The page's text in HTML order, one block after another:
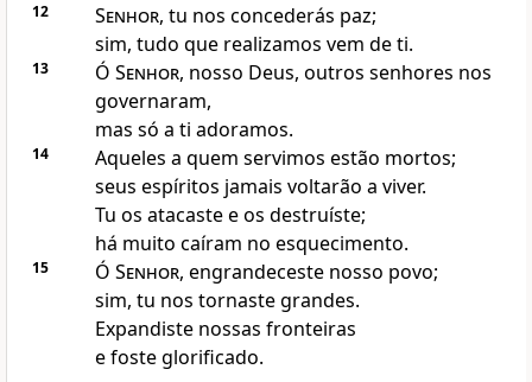
12 Senhor, tu nos concederás paz;
sim, tudo que realizamos vem de ti.
13 Ó Senhor, nosso Deus, outros senhores nos
governaram,
mas só a ti adoramos.
14
Aqueles a quem servimos estão mortos;
seus espíritos jamais voltarão a viver.
Tu os atacaste e os destruíste;
há muito caíram no esquecimento.
15 Ó Senhor, engrandeceste nosso povo;
sim, tu nos tornaste grandes.
Expandiste nossas fronteiras
e foste glorificado.